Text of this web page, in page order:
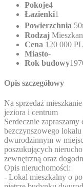
Pokoje4
Łazienki1
Powierzchnia
Rodzaj
Cena 120 000
Miasto-
Rok budowy
Opis szczegółowy
Na sprzedaż
jeziora i centrum
Serdecznie
bezczynszowego
dwurodzinnym w
poszukujących
zewnętrzną oraz
Opis nieruchomości:
- Lokal mieszkalny o